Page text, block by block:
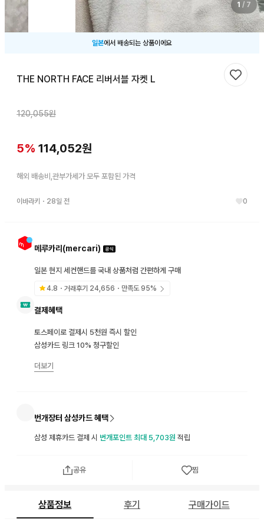
1 / 7
일본에서 배송되는 상품이에요
THE NORTH FACE 리버서블 자켓 L
120,055원
5% 114,052원
해외 배송비,관부가세가 모두 포함된 가격
이바라키 ・ 28일 전 0
메루카리(mercari)
일본 현지 세컨핸드를 국내 상품처럼 간편하게 구매
4.8 ・거래후기 24,656 ・만족도95%
결제혜택
토스페이로 결제시 5천원 즉시 할인
삼성카드 링크 10% 청구할인
더보기
번개장터 삼성카드 혜택
삼성 제휴카드 결제 시 번개포인트 최대 5,703원 적립
찜하기
공유 찜
상품정보 후기 구매가이드